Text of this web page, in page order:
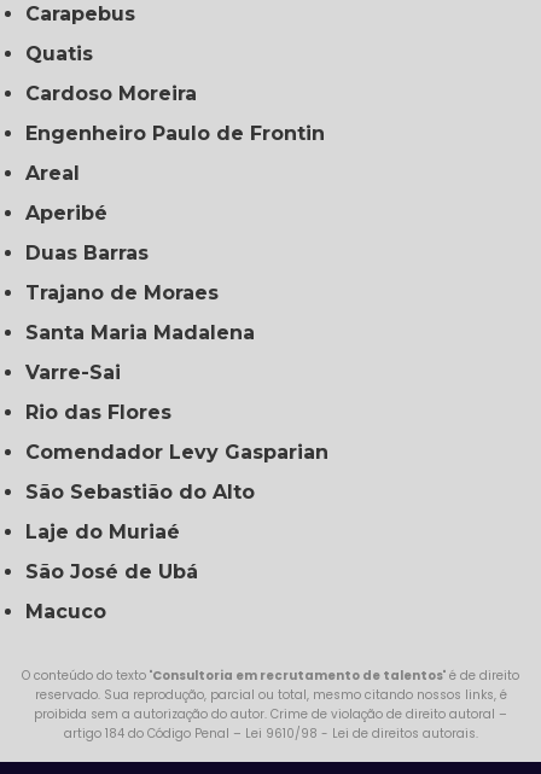
Carapebus
Quatis
Cardoso Moreira
Engenheiro Paulo de Frontin
Areal
Aperibé
Duas Barras
Trajano de Moraes
Santa Maria Madalena
Varre-Sai
Rio das Flores
Comendador Levy Gasparian
São Sebastião do Alto
Laje do Muriaé
São José de Ubá
Macuco
O conteúdo do texto "Consultoria em recrutamento de talentos" é de direito
reservado. Sua reprodução, parcial ou total, mesmo citando nossos links, é
proibida sem a autorização do autor. Crime de violação de direito autoral –
artigo 184 do Código Penal – Lei 9610/98 - Lei de direitos autorais.